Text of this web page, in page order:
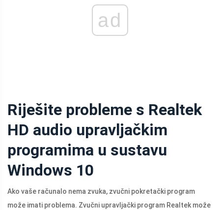
ad
Riješite probleme s Realtek
HD audio upravljačkim
programima u sustavu
Windows 10
Ako vaše računalo nema zvuka, zvučni pokretački program
može imati problema. Zvučni upravljački program Realtek može